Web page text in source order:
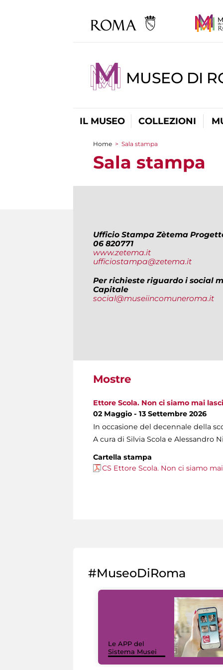
MUSEO DI
IL MUSEO COLLEZIONI
Tu sei qui
Home > Sala stampa
Sala stampa
Ufficio Stampa Zètema
06 820771
www.zetema.it
ufficiostampa@zetema.it
Per richieste riguardo i social
Capitale
social@museiincomuneroma.it
Mostre
Ettore Scola. Non ci siamo mai
02 Maggio - 13 Settembre 2026
In occasione del decennale della
A cura di Silvia Scola e Alessandro
Cartella stampa
CS Ettore Scola. Non ci siamo
#MuseoDiRoma
Le APP del
Sistema Musei